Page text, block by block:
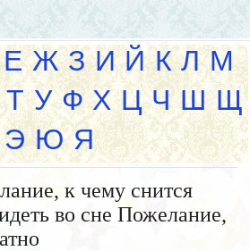
Е Ж З И Й К Л М
Т У Ф Х Ц Ч Ш Щ
Э Ю Я
к чему снится
во сне Пожелание,